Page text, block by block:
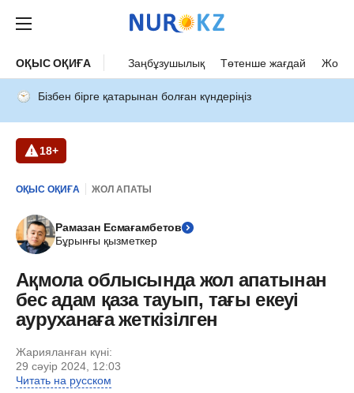
ОҚЫС ОҚИҒА Заңбұзушылық Төтенше жағдай Жол
Бізбен бірге қатарынан болған күндеріңіз
18+
ОҚЫС ОҚИҒА ЖОЛ АПАТЫ
Рамазан Есмағамбетов
Бұрынғы қызметкер
Ақмола облысында жол апатынан
бес адам қаза тауып, тағы екеуі
ауруханаға жеткізілген
Жарияланған күні:
29 сәуір 2024, 12:03
Читать на русском